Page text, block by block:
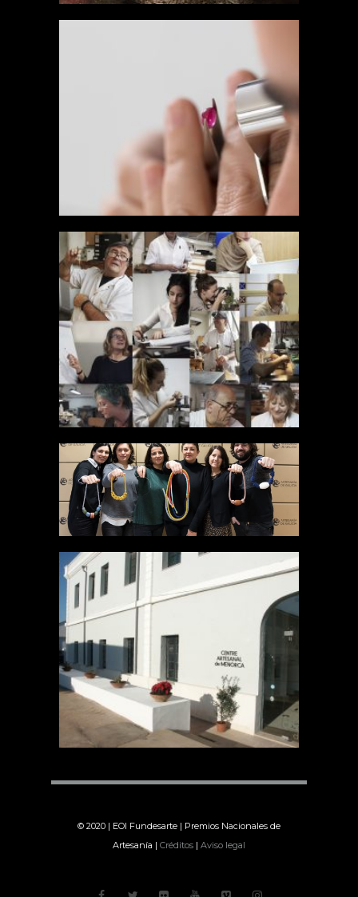
© 2020 | EOI Fundesarte | Premios Nacionales de
Artesanía | Créditos | Aviso legal